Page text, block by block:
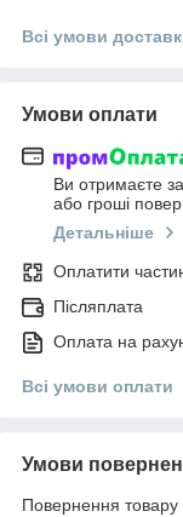
Всі умови
Умови оплати
Ви отримаєте
або гроші
Детальніше
Оплатити
Післяплата
Оплата на
Всі умови оплати
Умови
Повернення товару